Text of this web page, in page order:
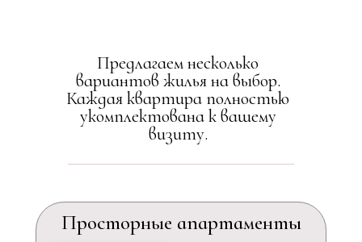
Предлагаем несколько
вариантов жилья на выбор.
Каждая квартира полностью
укомплектована к вашему
визиту.
Просторные апартаменты